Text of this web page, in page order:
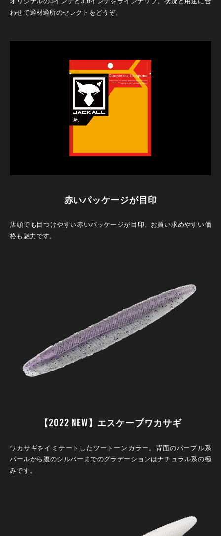
わせて適材適所のセレクトをどうぞ。
赤いパッケージが目印
店頭でも目つけやすい赤いパッケージが目印。お買い求めやすい価
格も魅力です。
【2022 NEW】エスケープワカサギ
ワカサギをイミテートしたツートーンカラー。背面のパープル系
パールから腹のシルバーまでのグラデーションはナチュラル系の極
みです。